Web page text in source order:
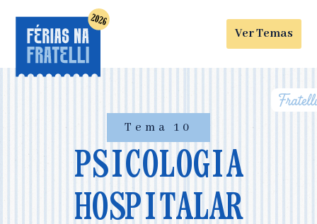
Ver Temas
Tema 10
PSICOLOGIA
HOSPITALAR